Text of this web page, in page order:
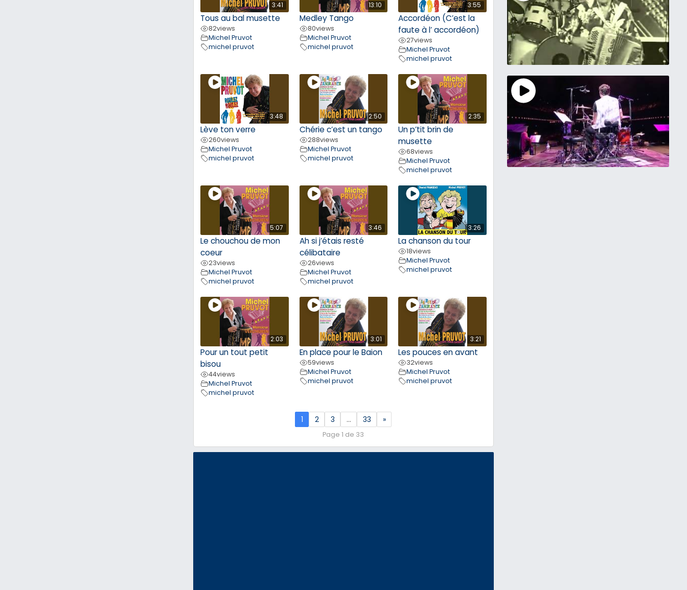
3:41
Tous au bal musette
82views
Michel Pruvot
michel pruvot
13:10
Medley Tango
80views
Michel Pruvot
michel pruvot
3:55
Accordéon (C’est la
faute à l’ accordéon)
27views
Michel Pruvot
michel pruvot
3:48
Lève ton verre
260views
Michel Pruvot
michel pruvot
2:50
Chérie c’est un tango
288views
Michel Pruvot
michel pruvot
2:35
Un p’tit brin de
musette
68views
Michel Pruvot
michel pruvot
5:07
Le chouchou de mon
coeur
23views
Michel Pruvot
michel pruvot
3:46
Ah si j’étais resté
célibataire
26views
Michel Pruvot
michel pruvot
3:26
La chanson du tour
18views
Michel Pruvot
michel pruvot
2:03
Pour un tout petit
bisou
44views
Michel Pruvot
michel pruvot
3:01
En place pour le Baion
59views
Michel Pruvot
michel pruvot
3:21
Les pouces en avant
32views
Michel Pruvot
michel pruvot
1 2 3 … 33 »
Page 1 de 33